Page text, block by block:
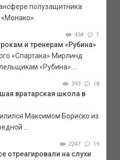
полузащитника
434 1
и тренерам «Рубина»
«Спартака» Мирлинд
«Рубина» ...
393 18
вратарская школа в
Максимом Бориско из
...
2247 19
отреагировали на слухи